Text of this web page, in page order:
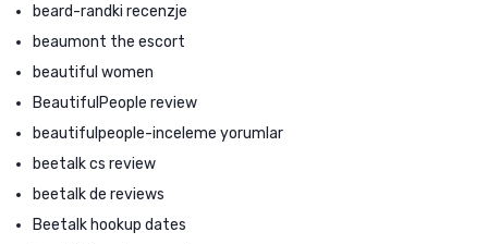
beard-randki recenzje
beaumont the escort
beautiful women
BeautifulPeople review
beautifulpeople-inceleme yorumlar
beetalk cs review
beetalk de reviews
Beetalk hookup dates